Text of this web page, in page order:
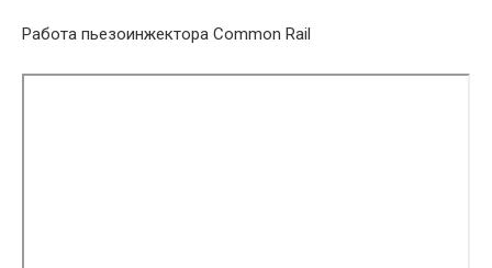
Работа пьезоинжектора Common Rail